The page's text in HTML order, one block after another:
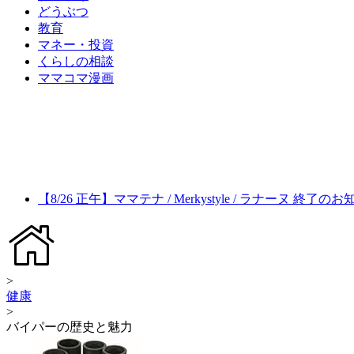
どうぶつ
教育
マネー・投資
くらしの相談
ママコマ漫画
【8/26 正午】ママテナ / Merkystyle / ラナーヌ 終了のお
>
健康
>
バイパーの歴史と魅力